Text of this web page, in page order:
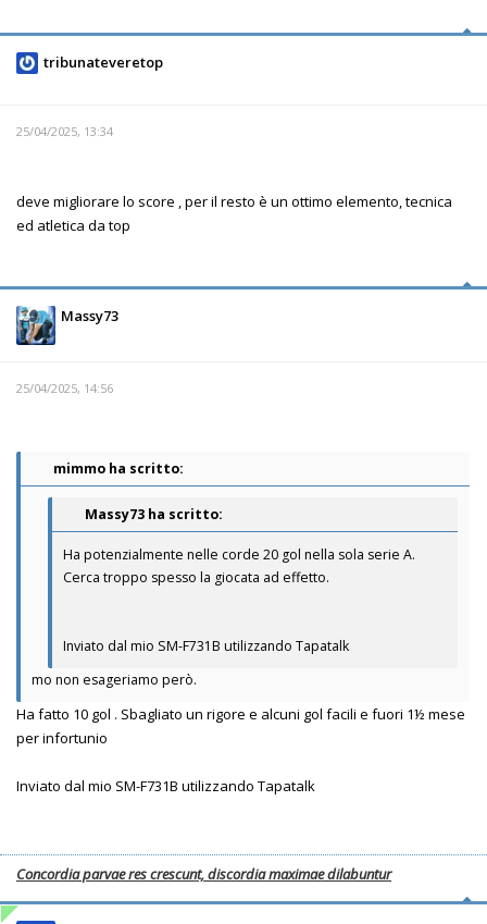
tribunateveretop
25/04/2025, 13:34
deve migliorare lo score , per il resto è un ottimo elemento, tecnica
ed atletica da top
Massy73
25/04/2025, 14:56
mimmo ha scritto:
Massy73 ha scritto:
Ha potenzialmente nelle corde 20 gol nella sola serie A.
Cerca troppo spesso la giocata ad effetto.
Inviato dal mio SM-F731B utilizzando Tapatalk
mo non esageriamo però.
Ha fatto 10 gol . Sbagliato un rigore e alcuni gol facili e fuori 1½ mese
per infortunio
Inviato dal mio SM-F731B utilizzando Tapatalk
Concordia parvae res crescunt, discordia maximae dilabuntur